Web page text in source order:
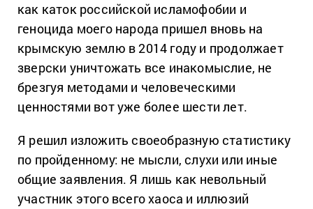
как каток российской исламофобии и
геноцида моего народа пришел вновь на
крымскую землю в 2014 году и продолжает
зверски уничтожать все инакомыслие, не
брезгуя методами и человеческими
ценностями вот уже более шести лет.
Я решил изложить своеобразную статистику
по пройденному: не мысли, слухи или иные
общие заявления. Я лишь как невольный
участник этого всего хаоса и иллюзий